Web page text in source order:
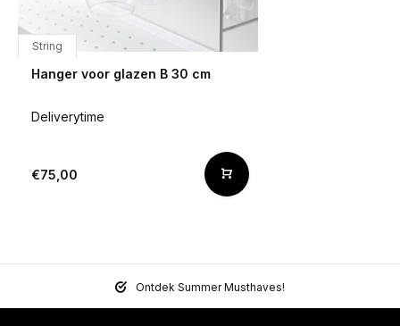
String
Hanger voor glazen B 30 cm
Deliverytime
€75,00
Ontdek Summer Musthaves!